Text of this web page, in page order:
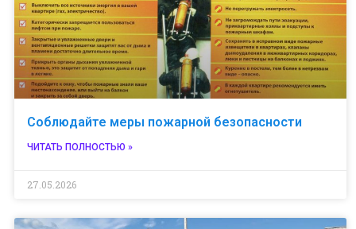
Соблюдайте меры пожарной безопасности
ЧИТАТЬ ПОЛНОСТЬЮ »
27.05.2026